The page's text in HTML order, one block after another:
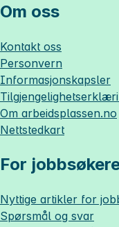
Om oss
Kontakt oss
Personvern
Informasjonskapsler
Om arbeidsplassen.no
Nettstedkart
For
Nyttige artikler for
Spørsmål og svar